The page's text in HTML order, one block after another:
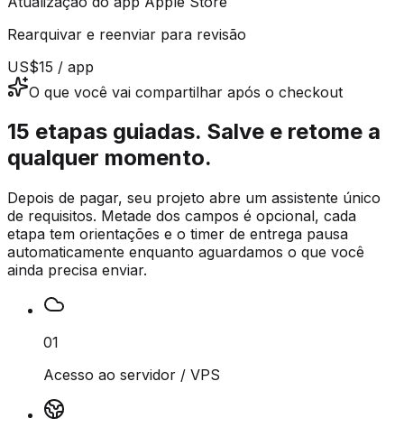
Rearquivar e reenviar para revisão
US$15 / app
O que você vai compartilhar após o checkout
15 etapas guiadas. Salve e retome a
qualquer momento.
Depois de pagar, seu projeto abre um assistente único
de requisitos. Metade dos campos é opcional, cada
etapa tem orientações e o timer de entrega pausa
automaticamente enquanto aguardamos o que você
ainda precisa enviar.
01
Acesso ao servidor / VPS